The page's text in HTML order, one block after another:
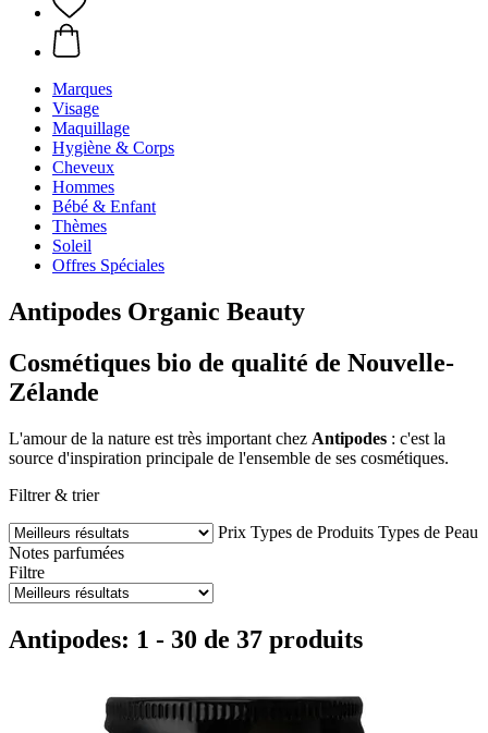
Marques
Visage
Maquillage
Hygiène & Corps
Cheveux
Hommes
Bébé & Enfant
Thèmes
Soleil
Offres Spéciales
Antipodes Organic Beauty
Cosmétiques bio de qualité de Nouvelle-
Zélande
L'amour de la nature est très important chez Antipodes : c'est la
source d'inspiration principale de l'ensemble de ses cosmétiques.
Filtrer & trier
Prix Types de Produits Types de Peau
Notes parfumées
Filtre
Antipodes: 1 - 30 de 37 produits